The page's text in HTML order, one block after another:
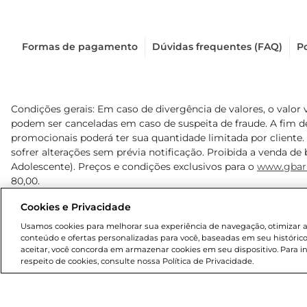
Formas de pagamento Dúvidas frequentes (FAQ)
Condições gerais: Em caso de divergência de valores, o
podem ser canceladas em caso de suspeita de fraude. A
promocionais poderá ter sua quantidade limitada por
sofrer alterações sem prévia notificação. Proibida a venda de
Adolescente). Preços e condições exclusivos para o
80,00.
Cookies e Privacidade
Usamos cookies para melhorar sua experiência de navegação, otimizar
conteúdo e ofertas personalizadas para você, baseadas em seu
aceitar, você concorda em armazenar cookies em seu dispositivo. Para
respeito de cookies, consulte nossa Política de Privacidade.